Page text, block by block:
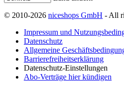
© 2010-2026 niceshops GmbH - All
Impressum und
Datenschutz
Allgemeine
Barrierefreiheitserklärung
Datenschutz-Einstellungen
Abo-Verträge hier kündigen